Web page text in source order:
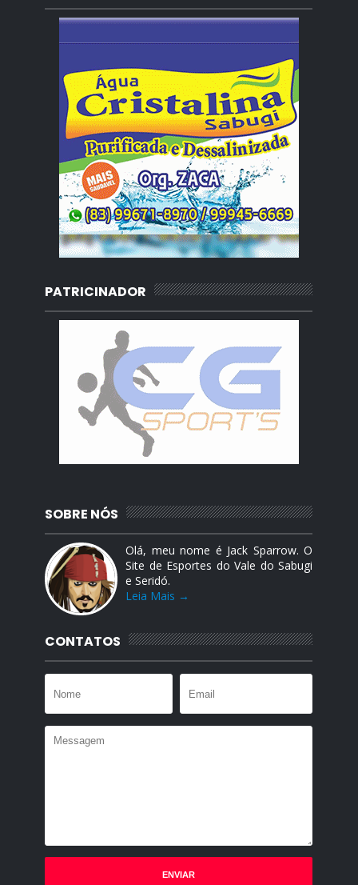
PATRICINADOR
SOBRE NÓS
Olá, meu nome é Jack Sparrow. O
Site de Esportes do Vale do Sabugi
e Seridó.
Leia Mais →
CONTATOS